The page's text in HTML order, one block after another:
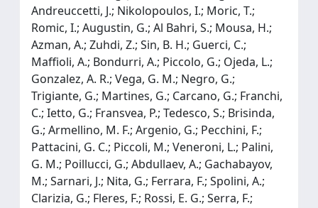
Andreuccetti, J.; Nikolopoulos, I.; Moric, T.;
Romic, I.; Augustin, G.; Al Bahri, S.; Mousa, H.;
Azman, A.; Zuhdi, Z.; Sin, B. H.; Guerci, C.;
Maffioli, A.; Bondurri, A.; Piccolo, G.; Ojeda, L.;
Gonzalez, A. R.; Vega, G. M.; Negro, G.;
Trigiante, G.; Martines, G.; Carcano, G.; Franchi,
C.; Ietto, G.; Fransvea, P.; Tedesco, S.; Brisinda,
G.; Armellino, M. F.; Argenio, G.; Pecchini, F.;
Pattacini, G. C.; Piccoli, M.; Veneroni, L.; Palini,
G. M.; Poillucci, G.; Abdullaev, A.; Gachabayov,
M.; Sarnari, J.; Nita, G.; Ferrara, F.; Spolini, A.;
Clarizia, G.; Fleres, F.; Rossi, E. G.; Serra, F.;